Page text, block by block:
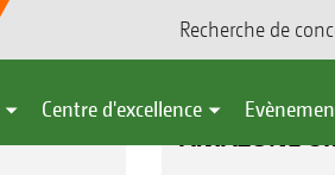
Recherche de
Centre d'excellence